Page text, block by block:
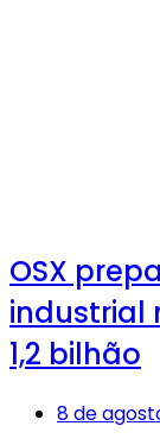
OSX
industrial
1,2 bilhão
8 de